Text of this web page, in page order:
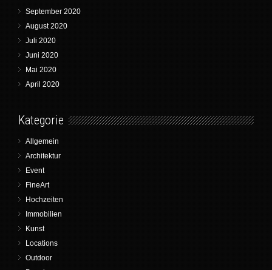
September 2020
August 2020
Juli 2020
Juni 2020
Mai 2020
April 2020
Kategorie
Allgemein
Architektur
Event
FineArt
Hochzeiten
Immobilien
Kunst
Locations
Outdoor